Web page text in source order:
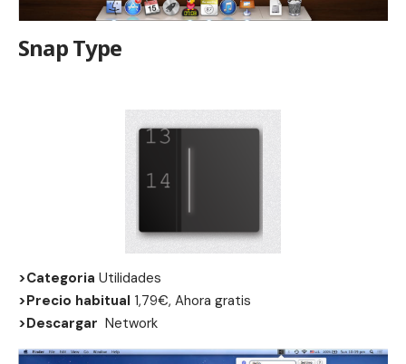
Snap Type
>Categoria Utilidades
>Precio habitual 1,79€, Ahora gratis
>Descargar Network